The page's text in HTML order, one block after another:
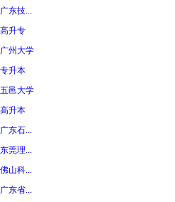
广东技...
高升专
广州大学
专升本
五邑大学
高升本
广东石...
东莞理...
佛山科...
广东省...